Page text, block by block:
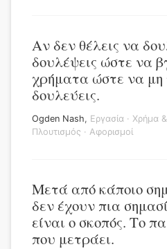
Αν δεν θέλεις να
δουλέψεις ώστε να
χρήματα ώστε να μη
δουλεύεις.
Ogden Nash, Εργασία · Χρήμα &
Πλουτισμός · Αφορισμοί
Μετά από κάποιο
δεν έχουν πια
είναι ο σκοπός. Το
που μετράει.